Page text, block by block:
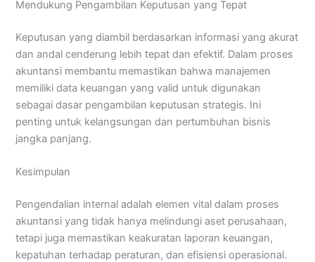
Mendukung Pengambilan Keputusan yang Tepat
Keputusan yang diambil berdasarkan informasi yang akurat
dan andal cenderung lebih tepat dan efektif. Dalam proses
akuntansi membantu memastikan bahwa manajemen
memiliki data keuangan yang valid untuk digunakan
sebagai dasar pengambilan keputusan strategis. Ini
penting untuk kelangsungan dan pertumbuhan bisnis
jangka panjang.
Kesimpulan
Pengendalian internal adalah elemen vital dalam proses
akuntansi yang tidak hanya melindungi aset perusahaan,
tetapi juga memastikan keakuratan laporan keuangan,
kepatuhan terhadap peraturan, dan efisiensi operasional.